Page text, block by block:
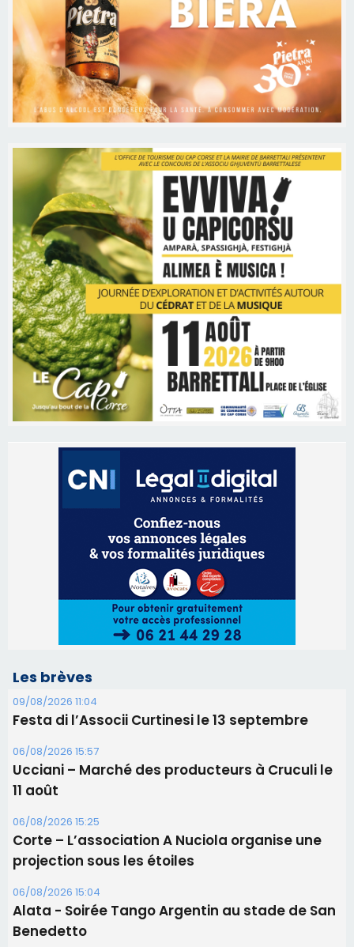
Les brèves
09/08/2026 11:04
Festa di l’Associi Curtinesi le 13 septembre
06/08/2026 15:57
Ucciani – Marché des producteurs à Cruculi le
11 août
06/08/2026 15:25
Corte – L’association A Nuciola organise une
projection sous les étoiles
06/08/2026 15:04
Alata - Soirée Tango Argentin au stade de San
Benedetto